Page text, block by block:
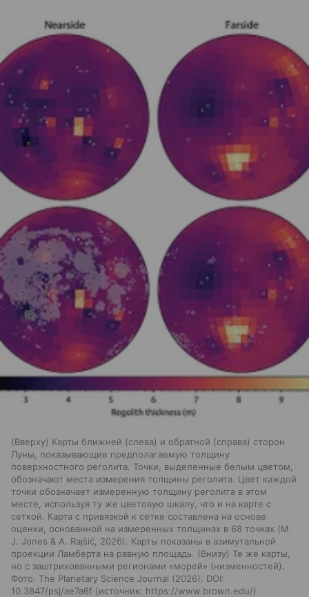
(Вверху) Карты ближней (слева) и обратной (справа) сторон
Луны, показывающие предполагаемую толщину
поверхностного реголита. Точки, выделенные белым цветом,
обозначают места измерения толщины реголита. Цвет каждой
точки обозначает измеренную толщину реголита в этом
месте, используя ту же цветовую шкалу, что и на карте с
сеткой. Карта с привязкой к сетке составлена на основе
оценки, основанной на измеренных толщинах в 68 точках (M.
J. Jones & A. Rajšić, 2026). Карты показаны в азимутальной
проекции Ламберта на равную площадь. (Внизу) Те же карты,
но с заштрихованными регионами «морей» (низменностей).
Фото: The Planetary Science Journal (2026). DOI:
10.3847/psj/ae7a6f
источник: https://www.brown.edu/